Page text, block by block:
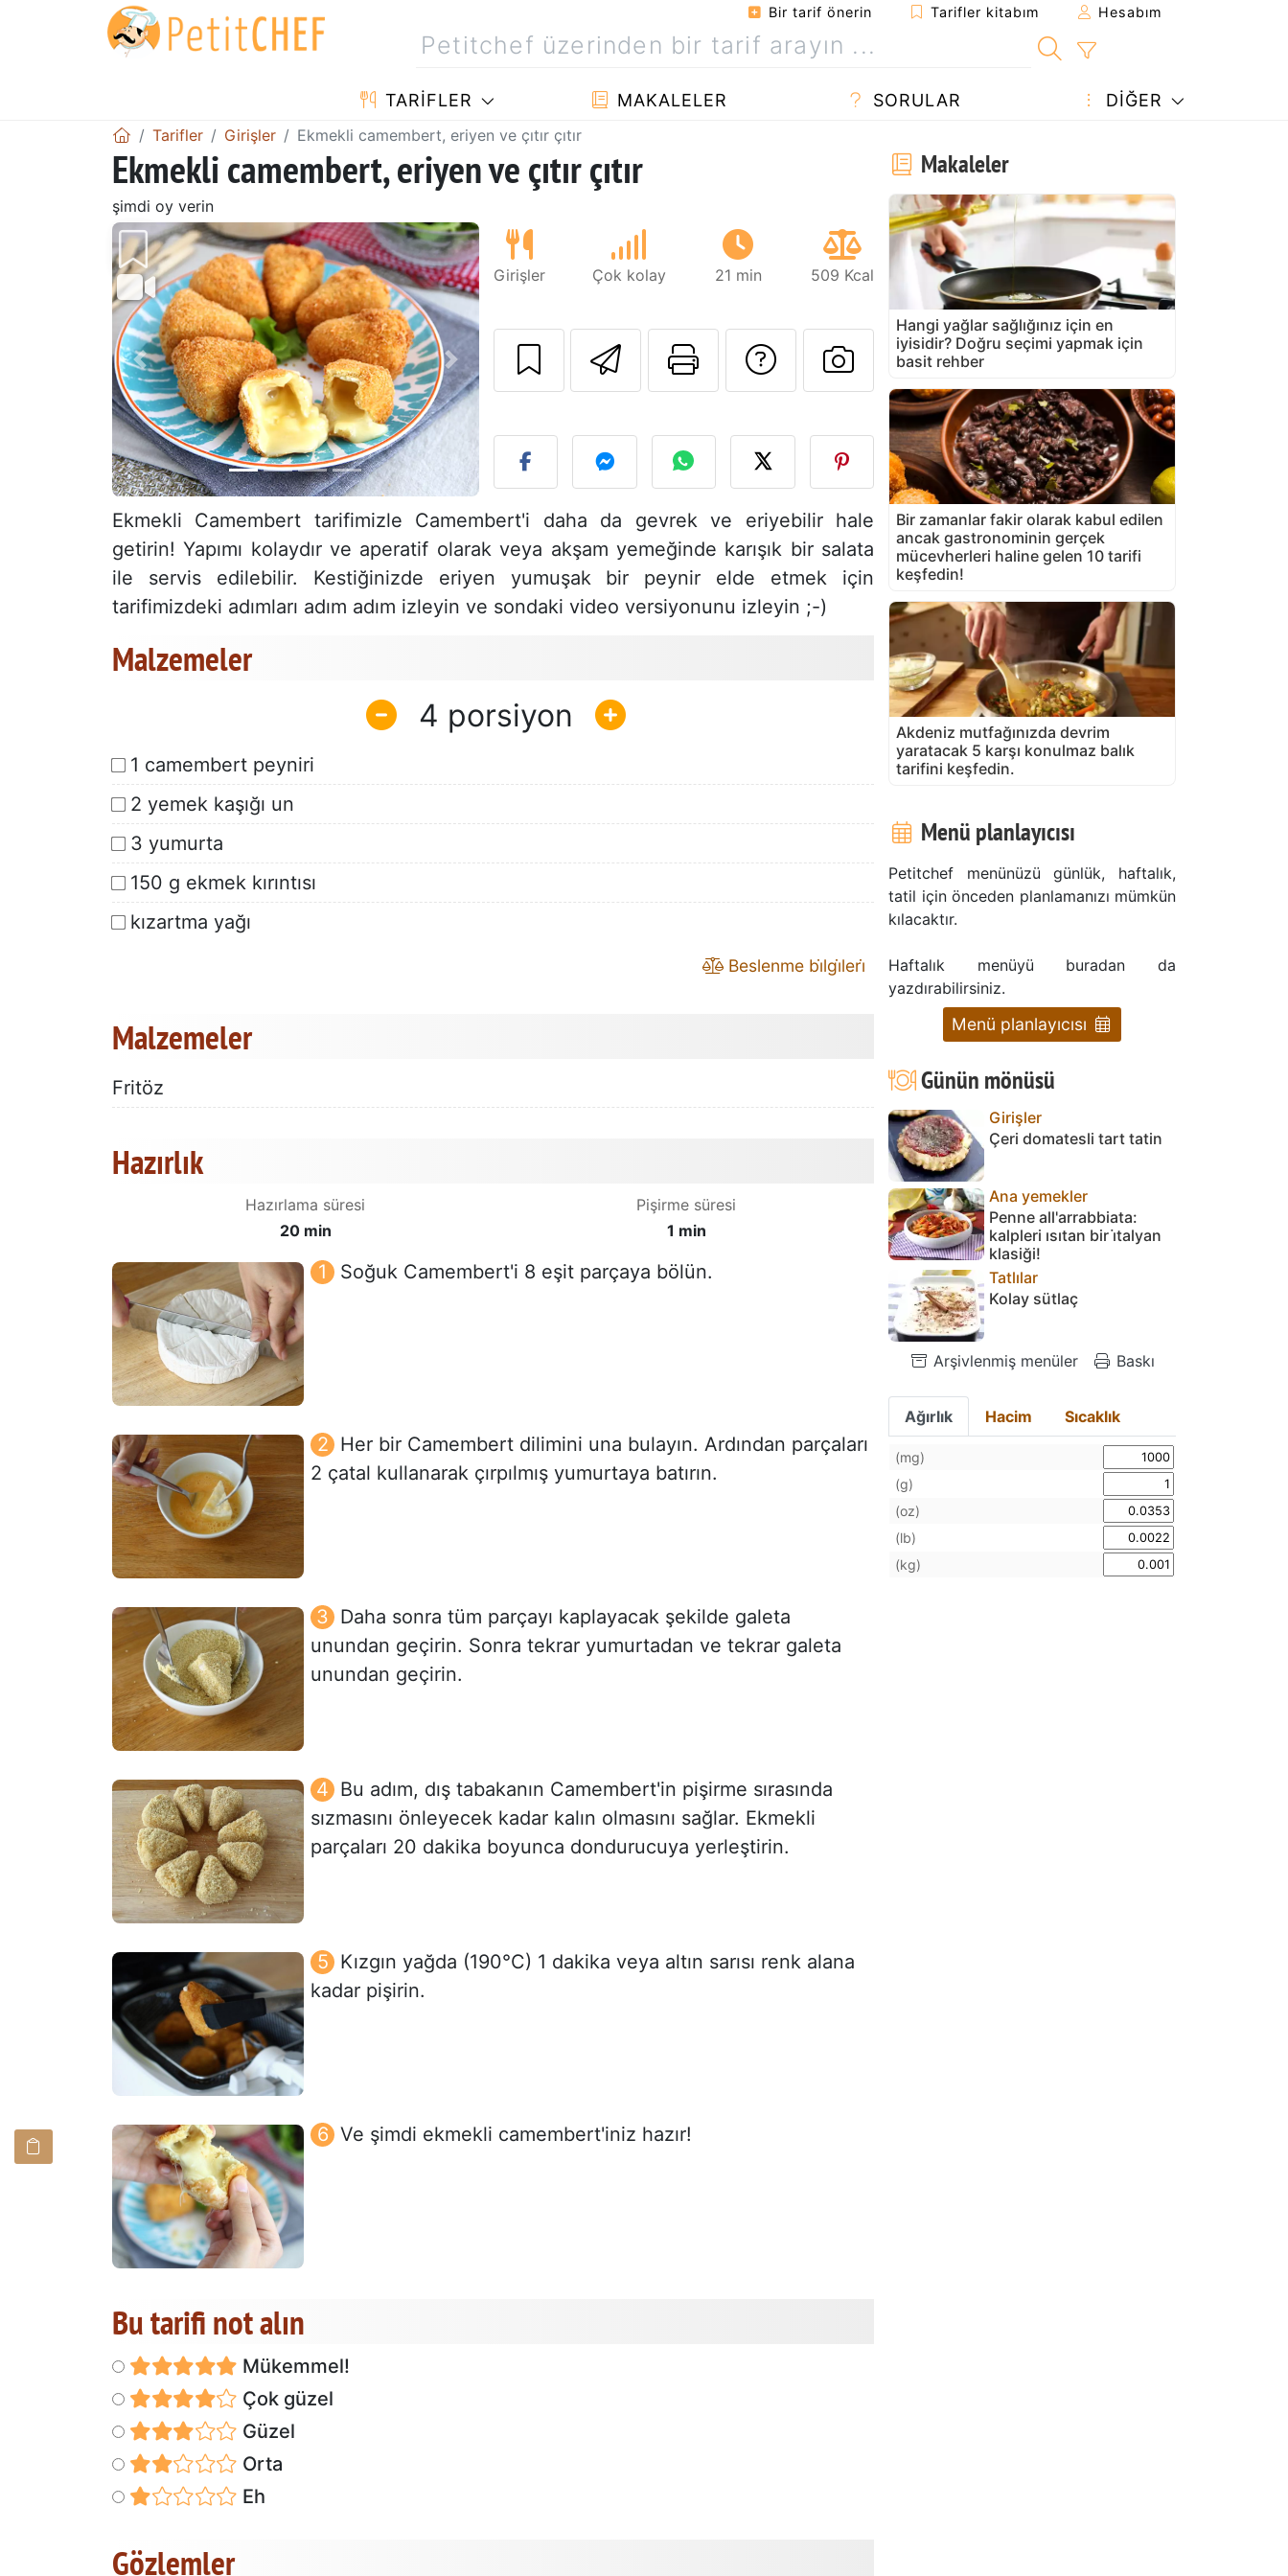
Bir tarif önerin Tarifler kitabım Hesabım
TARIFLER MAKALELER SORULAR DIĞER
Tarifler Girişler Ekmekli camembert, eriyen ve çıtır çıtır
Ekmekli camembert, eriyen ve çıtır çıtır
şimdi oy verin
Önceki Sonraki
Girişler Çok kolay 21 min 509 Kcal
Arkadaşına bu tarifi gönder
Bu sayfayı yazdır
Tarif sahibine bir soru sorun
Bu tarifin fotoğrafını
Ekmekli Camembert tarifimizle Camembert'i daha da gevrek ve eriyebilir hale
getirin! Yapımı kolaydır ve aperatif olarak veya akşam yemeğinde karışık bir salata
ile servis edilebilir. Kestiğinizde eriyen yumuşak bir peynir elde etmek için
tarifimizdeki adımları adım adım izleyin ve sondaki video versiyonunu izleyin ;-)
Malzemeler
4
1 camembert peyniri
2 yemek kaşığı un
3 yumurta
150 g ekmek kırıntısı
kızartma yağı
Beslenme bi̇lgi̇leri̇
Malzemeler
Fritöz
Hazırlık
Hazırlama süresi
20 min
Pişirme süresi
1 min
Soğuk Camembert'i 8 eşit parçaya bölün.
Her bir Camembert dilimini una bulayın. Ardından parçaları
2 çatal kullanarak çırpılmış yumurtaya batırın.
Daha sonra tüm parçayı kaplayacak şekilde galeta
unundan geçirin. Sonra tekrar yumurtadan ve tekrar galeta
unundan geçirin.
Bu adım, dış tabakanın Camembert'in pişirme sırasında
sızmasını önleyecek kadar kalın olmasını sağlar. Ekmekli
parçaları 20 dakika boyunca dondurucuya yerleştirin.
Kızgın yağda (190°C) 1 dakika veya altın sarısı renk alana
kadar pişirin.
Ve şimdi ekmekli camembert'iniz hazır!
Bu tarifi not alın
Mükemmel!
Çok güzel
Güzel
Orta
Eh
Gözlemler
Makaleler
Hangi yağlar sağlığınız için en
iyisidir? Doğru seçimi yapmak için
basit rehber
Bir zamanlar fakir olarak kabul edilen
ancak gastronominin gerçek
mücevherleri haline gelen 10 tarifi
keşfedin!
Akdeniz mutfağınızda devrim
yaratacak 5 karşı konulmaz balık
tarifini keşfedin.
Menü planlayıcısı
Petitchef menünüzü günlük, haftalık,
tatil için önceden planlamanızı mümkün
kılacaktır.
Haftalık menüyü buradan da
yazdırabilirsiniz.
Menü planlayıcısı
Günün mönüsü
Girişler
Çeri domatesli tart tatin
Ana yemekler
Penne all'arrabbiata:
kalpleri ısıtan bir i̇talyan
klasiği!
Tatlılar
Kolay sütlaç
Arşivlenmiş menüler Baskı
Ağırlık Hacim Sıcaklık
(mg)
(g)
(oz)
(lb)
(kg)